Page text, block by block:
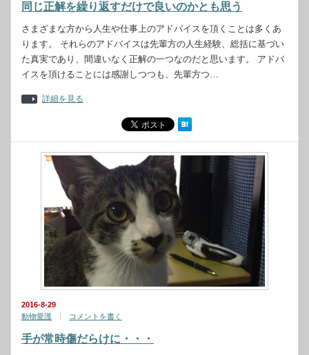
同じ正解を繰り返すだけで良いのかとも思う
さまざまな方から人生や仕事上のアドバイスを頂くことは多くあ
ります。 それらのアドバイスは先輩方の人生経験、総括に基づい
た真実であり、間違いなく正解の一つなのだと思います。 アドバ
イスを頂けることには感謝しつつも、先輩方つ…
詳細を見る
2016-8-29
動物愛護
コメントを書く
手が常時傷だらけに・・・